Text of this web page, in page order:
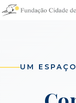
Skip
UM